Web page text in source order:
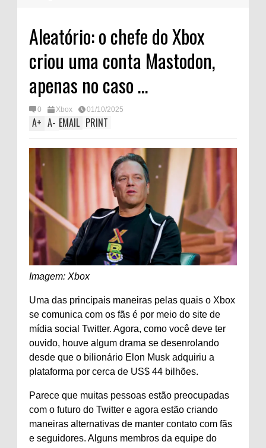
Aleatório: o chefe do Xbox
criou uma conta Mastodon,
apenas no caso …
0 Xbox 01/10/2025
A+ A- EMAIL PRINT
Imagem: Xbox
Uma das principais maneiras pelas quais o Xbox
se comunica com os fãs é por meio do site de
mídia social Twitter. Agora, como você deve ter
ouvido, houve algum drama se desenrolando
desde que o bilionário Elon Musk adquiriu a
plataforma por cerca de US$ 44 bilhões.
Parece que muitas pessoas estão preocupadas
com o futuro do Twitter e agora estão criando
maneiras alternativas de manter contato com fãs
e seguidores. Alguns membros da equipe do